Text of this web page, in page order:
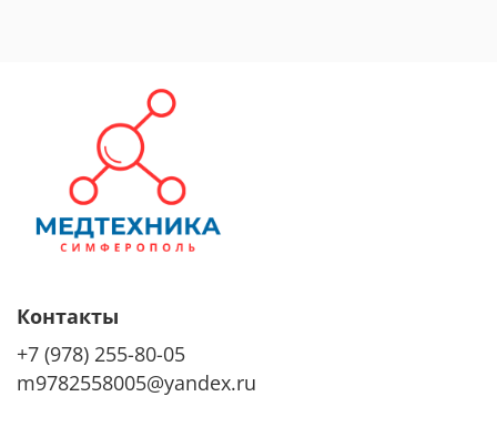
Контакты
+7 (978) 255-80-05
m9782558005@yandex.ru